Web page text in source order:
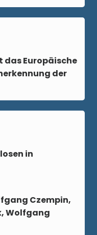
das Europäische
der
in
Czempin,
Wolfgang